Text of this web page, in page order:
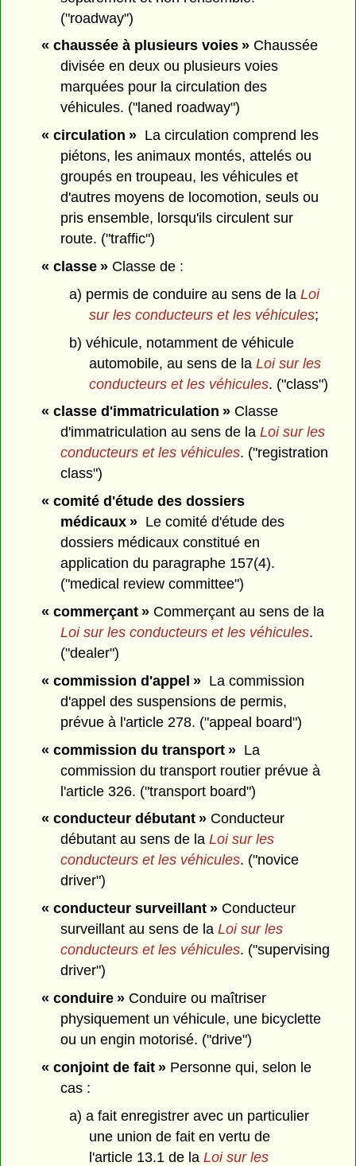
("roadway")
« chaussée à plusieurs voies »Chaussée
divisée en deux ou plusieurs voies
marquées pour la circulation des
véhicules. ("laned roadway")
« circulation »La circulation comprend les
piétons, les animaux montés, attelés ou
groupés en troupeau, les véhicules et
d'autres moyens de locomotion, seuls ou
pris ensemble, lorsqu'ils circulent sur
route. ("traffic")
« classe »Classe de :
a) permis de conduire au sens de la Loi
sur les conducteurs et les véhicules;
b) véhicule, notamment de véhicule
automobile, au sens de la Loi sur les
conducteurs et les véhicules. ("class")
« classe d'immatriculation »Classe
d'immatriculation au sens de laLoi sur les
conducteurs et les véhicules. ("registration
class")
« comité d'étude des dossiers
médicaux » Le comité d'étude des
dossiers médicaux constitué en
application du paragraphe 157(4).
("medical review committee")
« commerçant »Commerçant au sens de la
Loi sur les conducteurs et les véhicules.
("dealer")
« commission d'appel »La commission
d'appel des suspensions de permis,
prévue à l'article 278. ("appeal board")
« commission du transport »La
commission du transport routier prévue à
l'article 326. ("transport board")
« conducteur débutant »Conducteur
débutant au sens de laLoi sur les
conducteurs et les véhicules. ("novice
driver")
« conducteur surveillant »Conducteur
surveillant au sens de laLoi sur les
conducteurs et les véhicules. ("supervising
driver")
« conduire »Conduire ou maîtriser
physiquement un véhicule, une bicyclette
ou un engin motorisé. ("drive")
« conjoint de fait »Personne qui, selon le
cas :
a) a fait enregistrer avec un particulier
une union de fait en vertu de
l'article 13.1 de la Loi sur les